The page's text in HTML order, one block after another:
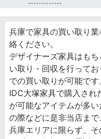
兵庫で家具の買い取り
絡ください。
デザイナーズ家具はも
い取り・回収を行って
での買い取りが可能です
IDC大塚家具で購入され
が可能なアイテムが多
の際などに是非当店まで
兵庫エリアに限らず、そ